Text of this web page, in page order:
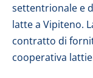
settentrionale e
latte a Vipiteno.
contratto di
cooperativa